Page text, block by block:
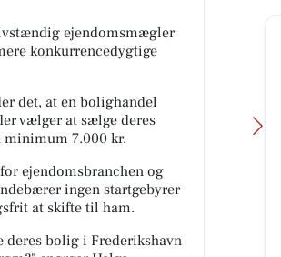
ejendomsmægler
konkurrencedygtige
det, at en bolighandel
vælger at sælge deres
minimum 7.000 kr.
ejendomsbranchen og
ingen startgebyrer
at skifte til ham.
deres bolig i Frederikshavn
Vi holder ferie fra Mandag d.10/8